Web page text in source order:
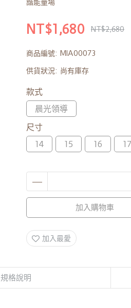
諧能量場
NT$1,680 NT$2,680
商品編號: MIA00073
供貨狀況: 尚有庫存
款式
晨光領導
尺寸
14
15 16 17
加入購物車
加入最愛
規格說明